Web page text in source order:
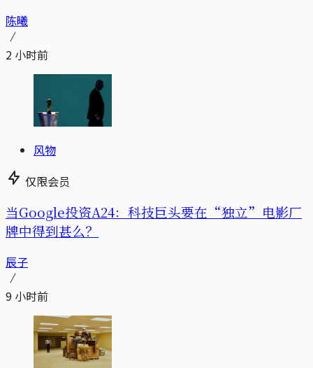
陈曦
2 小时前
风物
仅限会员
当Google投资A24：科技巨头要在“独立”电影厂
牌中得到甚么？
辰子
9 小时前